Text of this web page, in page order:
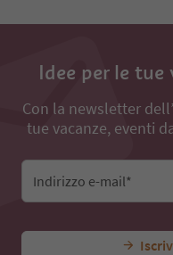
Idee per le
Con la newsletter
tue vacanze, eventi
Indirizzo e-mail*